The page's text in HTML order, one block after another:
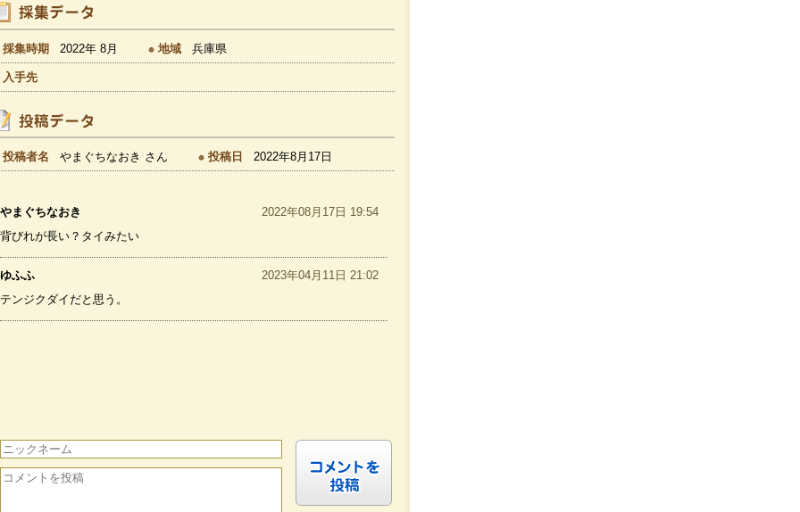
採集時期 2022年 8月 地域 兵庫県
入手先
投稿者名 やまぐちなおき さん 投稿日 2022年8月17日
やまぐちなおき
2022年08月17日 19:54
背びれが長い？タイみたい
ゆふふ
2023年04月11日 21:02
テンジクダイだと思う。